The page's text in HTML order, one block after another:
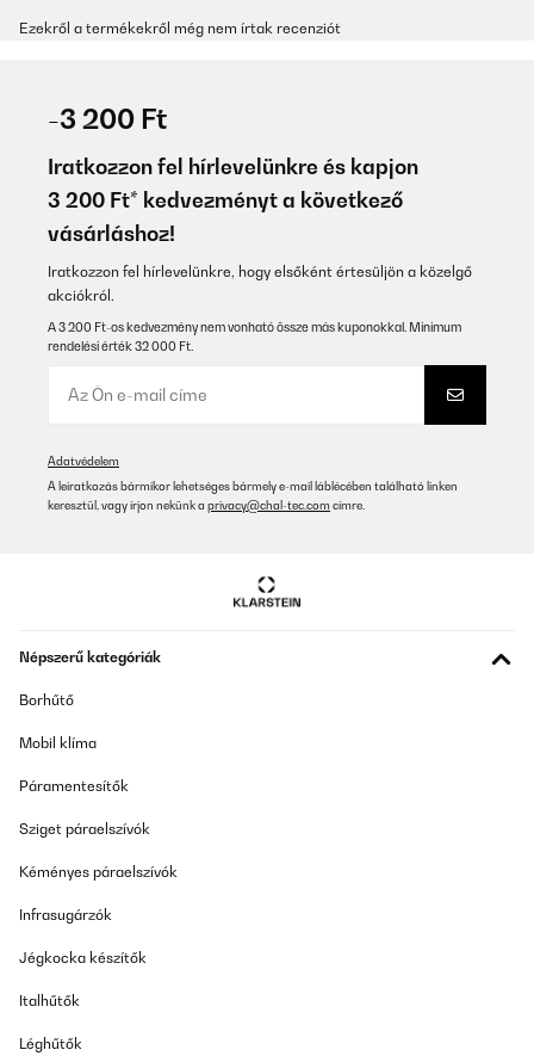
Ezekről a termékekről még nem írtak recenziót
-3 200 Ft
Iratkozzon fel hírlevelünkre és kapjon
3 200 Ft* kedvezményt a következő
vásárláshoz!
Iratkozzon fel hírlevelünkre, hogy elsőként értesüljön a közelgő
akciókról.
A 3 200 Ft-os kedvezmény nem vonható össze más kuponokkal. Minimum
rendelési érték 32 000 Ft.
Adatvédelem
A leiratkozás bármikor lehetséges bármely e-mail láblécében található linken
keresztül, vagy írjon nekünk a privacy@chal-tec.com címre.
Népszerű kategóriák
Borhűtő
Mobil klíma
Páramentesítők
Sziget páraelszívók
Kéményes páraelszívók
Infrasugárzók
Jégkocka készítők
Italhűtők
Léghűtők